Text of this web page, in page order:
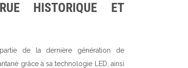
HISTORIQUE ET
de la dernière génération de
grâce à sa technologie LED, ainsi